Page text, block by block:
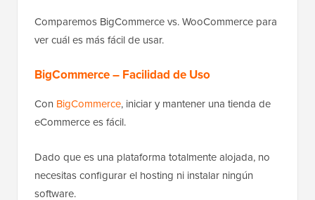
Comparemos BigCommerce vs. WooCommerce para
ver cuál es más fácil de usar.
BigCommerce – Facilidad de Uso
Con BigCommerce, iniciar y mantener una tienda de
eCommerce es fácil.
Dado que es una plataforma totalmente alojada, no
necesitas configurar el hosting ni instalar ningún
software.